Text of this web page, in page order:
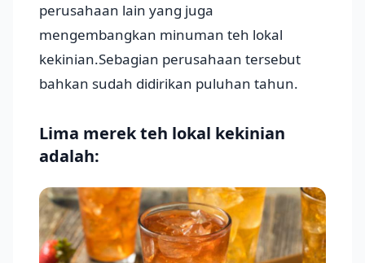
perusahaan lain yang juga
mengembangkan minuman teh lokal
kekinian.Sebagian perusahaan tersebut
bahkan sudah didirikan puluhan tahun.
Lima merek teh lokal kekinian
adalah: